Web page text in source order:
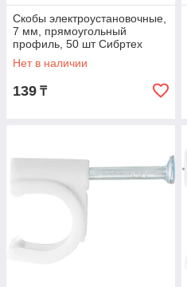
Скобы электроустановочные,
7 мм, прямоугольный
профиль, 50 шт Сибртех
Нет в наличии
139 ₸